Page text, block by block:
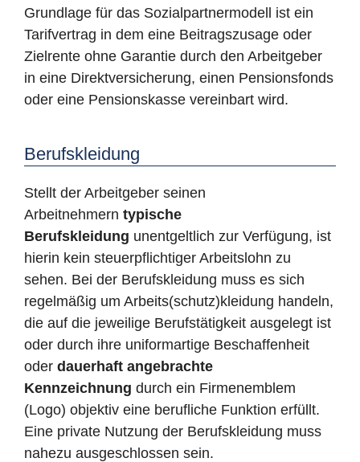
Grundlage für das Sozialpartnermodell ist ein
Tarifvertrag in dem eine Beitragszusage oder
Zielrente ohne Garantie durch den Arbeitgeber
in eine Direktversicherung, einen Pensionsfonds
oder eine Pensionskasse vereinbart wird.
Berufskleidung
Stellt der Arbeitgeber seinen
Arbeitnehmern typische
Berufskleidung unentgeltlich zur Verfügung, ist
hierin kein steuerpflichtiger Arbeitslohn zu
sehen. Bei der Berufskleidung muss es sich
regelmäßig um Arbeits(schutz)kleidung handeln,
die auf die jeweilige Berufstätigkeit ausgelegt ist
oder durch ihre uniformartige Beschaffenheit
oder dauerhaft angebrachte
Kennzeichnung durch ein Firmenemblem
(Logo) objektiv eine berufliche Funktion erfüllt.
Eine private Nutzung der Berufskleidung muss
nahezu ausgeschlossen sein.